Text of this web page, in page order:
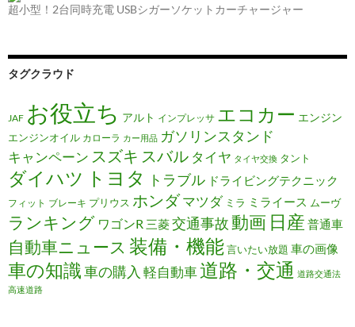
超小型！2台同時充電 USBシガーソケットカーチャージャー
タグクラウド
JAF お役立ち アルト インプレッサ エコカー エンジン
エンジンオイル カローラ カー用品 ガソリンスタンド
キャンペーン スズキ スバル タイヤ タイヤ交換 タント
ダイハツ トヨタ トラブル ドライビングテクニック
フィット ブレーキ プリウス ホンダマツダ ミラ ミライース ムーヴ
ランキング ワゴンR 三菱交通事故動画 日産 普通車
自動車ニュース 装備・機能言いたい放題 車の画像
車の知識車の購入 軽自動車道路・交通 道路交通法
高速道路